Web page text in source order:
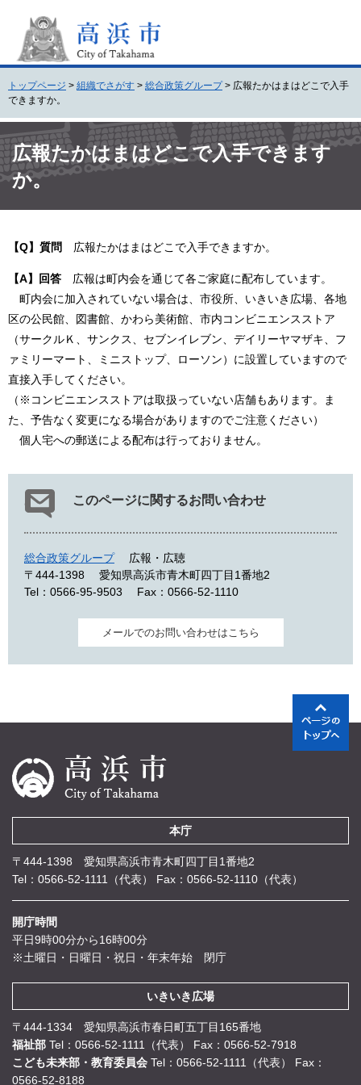
頭
。
飛
て
本
文
トップページ > 組織でさがす > 総合政策グループ > 広報たかはまはどこで入手
できますか。
文 広報たかはまはどこで入手できます
か。
【Q】質問 広報たかはまはどこで入手できますか。
【A】回答 広報は町内会を通じて各ご家庭に配布しています。
町内会に加入されていない場合は、市役所、いきいき広場、各地
区の公民館、図書館、かわら美術館、市内コンビニエンスストア
（サークルＫ、サンクス、セブンイレブン、デイリーヤマザキ、フ
ァミリーマート、ミニストップ、ローソン）に設置していますので
直接入手してください。
（※コンビニエンスストアは取扱っていない店舗もあります。ま
た、予告なく変更になる場合がありますのでご注意ください）
個人宅への郵送による配布は行っておりません。
このページに関するお問い合わせ
総合政策グループ
広報・広聴
〒444-1398
愛知県高浜市青木町四丁目1番地2
Tel：0566-95-9503
Fax：0566-52-1110
メールでのお問い合わせはこちら
本庁
〒444-1398 愛知県高浜市青木町四丁目1番地2
Tel：0566-52-1111（代表）
Fax：0566-52-1110（代表）
開庁時間
平日9時00分から16時00分
※土曜日・日曜日・祝日・年末年始 閉庁
いきいき広場
〒444-1334 愛知県高浜市春日町五丁目165番地
福祉部 Tel：0566-52-1111（代表）
Fax：0566-52-7918
こども未来部・教育委員会 Tel：0566-52-1111（代表）
Fax：
0566-52-8188